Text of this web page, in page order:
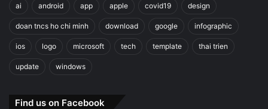
ai android app apple covid19 design
doan tncs ho chi minh download google infographic
ios logo microsoft tech template thai trien
update windows
Find us on Facebook